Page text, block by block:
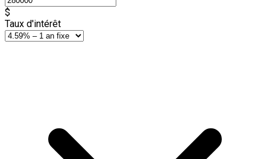
$
Taux d'intérêt